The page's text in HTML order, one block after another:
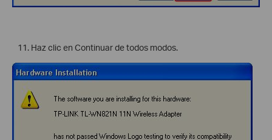
Haz clic en Continuar de todos modos.